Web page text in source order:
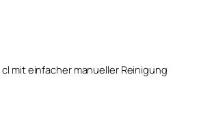
mit einfacher manueller Reinigung